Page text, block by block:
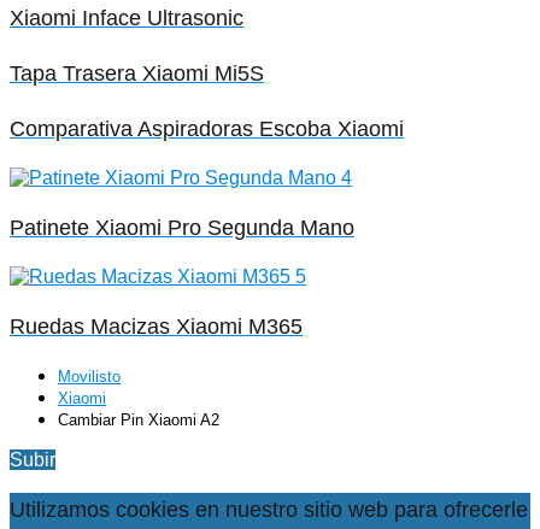
Xiaomi Inface Ultrasonic
Tapa Trasera Xiaomi Mi5S
Comparativa Aspiradoras Escoba Xiaomi
Patinete Xiaomi Pro Segunda Mano
Ruedas Macizas Xiaomi M365
Movilisto
Xiaomi
Cambiar Pin Xiaomi A2
Subir
Utilizamos cookies en nuestro sitio web para ofrecerle